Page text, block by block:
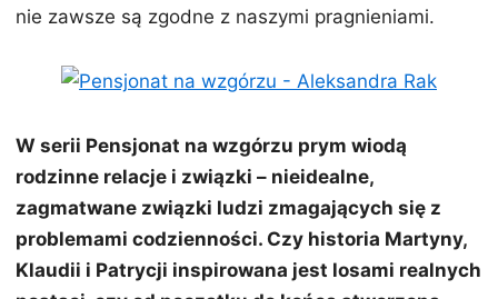
nie zawsze są zgodne z naszymi pragnieniami.
W serii Pensjonat na wzgórzu prym wiodą
rodzinne relacje i związki – nieidealne,
zagmatwane związki ludzi zmagających się z
problemami codzienności. Czy historia Martyny,
Klaudii i Patrycji inspirowana jest losami realnych